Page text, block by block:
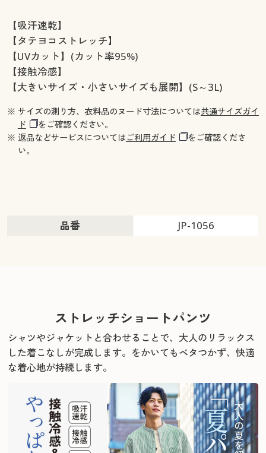
【吸汗速乾】
【タテヨコストレッチ】
【UVカット】(カット率95%)
【接触冷感】
【大きいサイズ・小さいサイズも展開】(S～3L)
※ サイズの測り方、衣料品のヌード寸法については共通サイズガイ
ド
をご確認ください。
※ 返品などサービスについてはご利用ガイド
をご確認くださ
い。
品番 JP-1056
ストレッチショートパンツ
シャツやジャケットと合わせることで、大人のリラックス
した着こなしが完成します。 をかいてもベタつかず、快適
な着心地が持続します。